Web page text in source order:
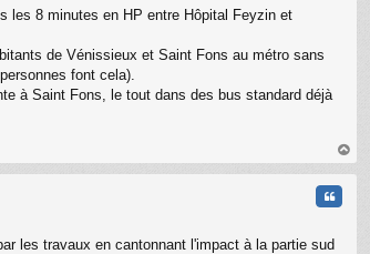
les 8 minutes en HP entre Hôpital Feyzin et
de Vénissieux et Saint Fons au métro sans
font cela).
à Saint Fons, le tout dans des bus standard déjà
au
les travaux en cantonnant l'impact à la partie sud